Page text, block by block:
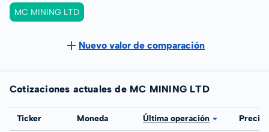
MC MINING LTD
Nuevo valor de comparación
Cotizaciones actuales de MC MINING LTD
Bolsa
Ticker Moneda Última operación Precio